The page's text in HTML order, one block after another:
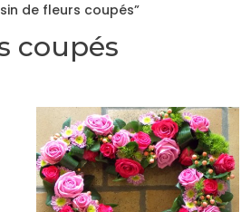
de fleurs coupés”
coupés